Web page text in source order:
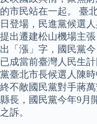
的市民站在一起。 臺
日登場，民進黨候選
提出遷建松山機場主
出「漲」字，國民黨
已成當前臺灣人民生
黨臺北市長候選人陳
終不敵國民黨對手蔣
縣長，國民黨今年9月
之訴。